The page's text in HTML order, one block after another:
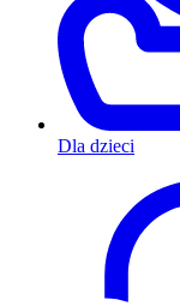
Dla dzieci